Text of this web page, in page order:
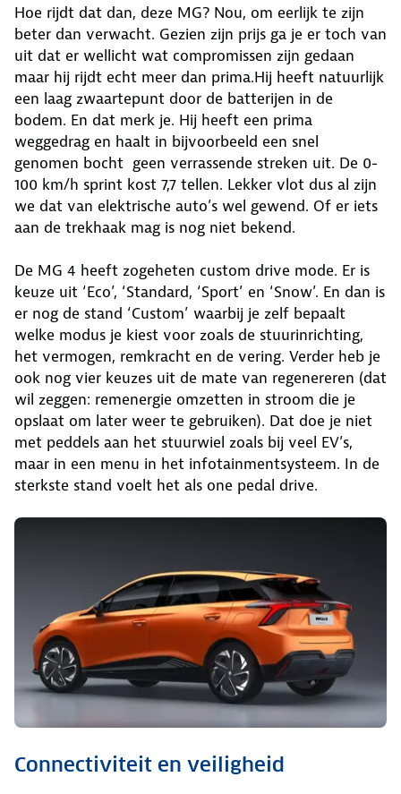
Hoe rijdt dat dan, deze MG? Nou, om eerlijk te zijn
beter dan verwacht. Gezien zijn prijs ga je er toch van
uit dat er wellicht wat compromissen zijn gedaan
maar hij rijdt echt meer dan prima.Hij heeft natuurlijk
een laag zwaartepunt door de batterijen in de
bodem. En dat merk je. Hij heeft een prima
weggedrag en haalt in bijvoorbeeld een snel
genomen bocht geen verrassende streken uit. De 0-
100 km/h sprint kost 7,7 tellen. Lekker vlot dus al zijn
we dat van elektrische auto’s wel gewend. Of er iets
aan de trekhaak mag is nog niet bekend.
De MG 4 heeft zogeheten custom drive mode. Er is
keuze uit ‘Eco’, ‘Standard, ‘Sport’ en ‘Snow’. En dan is
er nog de stand ‘Custom’ waarbij je zelf bepaalt
welke modus je kiest voor zoals de stuurinrichting,
het vermogen, remkracht en de vering. Verder heb je
ook nog vier keuzes uit de mate van regenereren (dat
wil zeggen: remenergie omzetten in stroom die je
opslaat om later weer te gebruiken). Dat doe je niet
met peddels aan het stuurwiel zoals bij veel EV’s,
maar in een menu in het infotainmentsysteem. In de
sterkste stand voelt het als one pedal drive.
Connectiviteit en veiligheid